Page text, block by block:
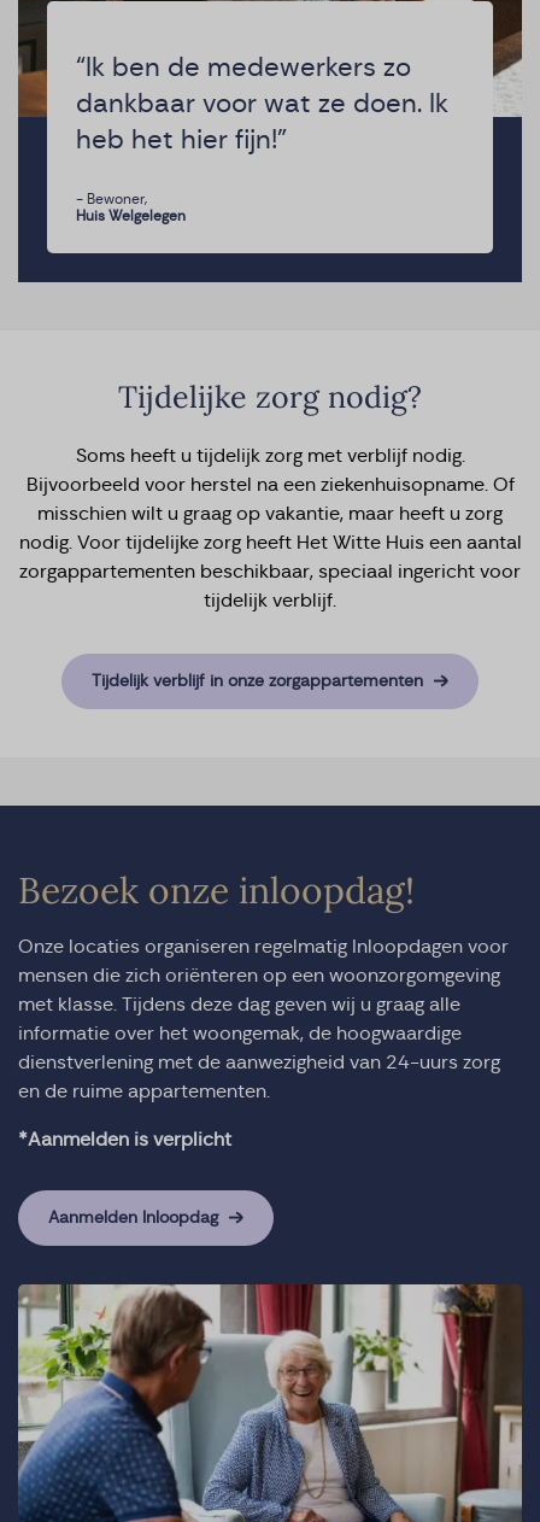
“Ik ben de medewerkers zo
dankbaar voor wat ze doen. Ik
heb het hier fijn!”
- Bewoner,
Huis Welgelegen
Tijdelijke zorg nodig?
Soms heeft u tijdelijk zorg met verblijf nodig.
Bijvoorbeeld voor herstel na een ziekenhuisopname. Of
misschien wilt u graag op vakantie, maar heeft u zorg
nodig. Voor tijdelijke zorg heeft Het Witte Huis een aantal
zorgappartementen beschikbaar, speciaal ingericht voor
tijdelijk verblijf.
Tijdelijk verblijf in onze zorgappartementen
Bezoek onze inloopdag!
Onze locaties organiseren regelmatig Inloopdagen voor
mensen die zich oriënteren op een woonzorgomgeving
met klasse. Tijdens deze dag geven wij u graag alle
informatie over het woongemak, de hoogwaardige
dienstverlening met de aanwezigheid van 24-uurs zorg
en de ruime appartementen.
*Aanmelden is verplicht
Aanmelden Inloopdag